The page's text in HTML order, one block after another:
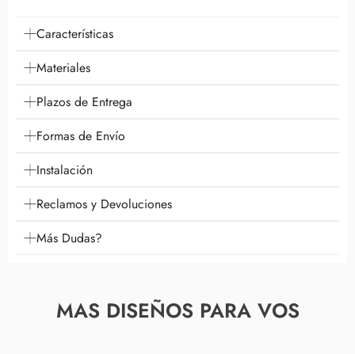
Características
Materiales
Plazos de Entrega
Formas de Envío
Instalación
Reclamos y Devoluciones
Más Dudas?
MAS DISEÑOS PARA VOS